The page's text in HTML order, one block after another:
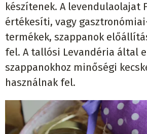
készítenek. A levendulaolajat
értékesíti, vagy
termékek, szappanok
fel. A tallósi Levandéria által
szappanokhoz minőségi
használnak fel.